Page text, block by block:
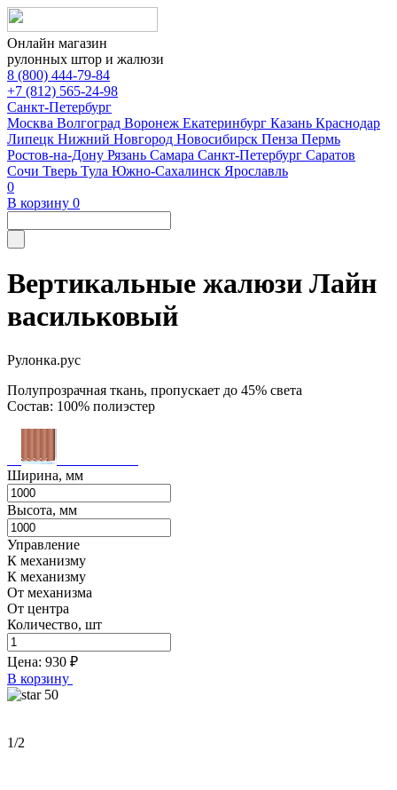
Онлайн магазин
рулонных штор и жалюзи
8 (800) 444-79-84
+7 (812) 565-24-98
Санкт-Петербург
Москва Волгоград Воронеж Екатеринбург Казань Краснодар
Липецк Нижний Новгород Новосибирск Пенза Пермь
Ростов-на-Дону Рязань Самара Санкт-Петербург Саратов
Сочи Тверь Тула Южно-Сахалинск Ярославль
0
В корзину 0
Вертикальные жалюзи Лайн
васильковый
Рулонка.рус
Полупрозрачная ткань, пропускает до 45% света
Состав: 100% полиэстер
Ширина, мм
Высота, мм
Управление
К механизму
К механизму
От механизма
От центра
Количество, шт
Цена: 930 ₽
В корзину
50
1/2